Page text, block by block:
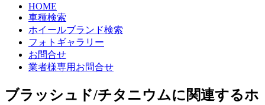
HOME
車種検索
ホイールブランド検索
フォトギャラリー
お問合せ
業者様専用お問合せ
ブラッシュド/チタニウムに関連するホ